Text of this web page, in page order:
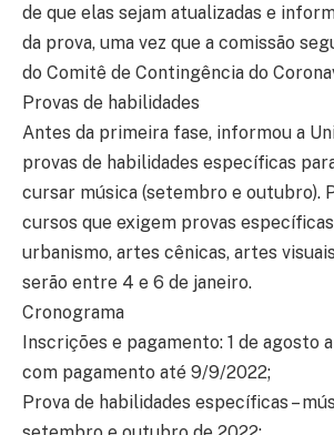
de que elas sejam atualizadas e
da prova, uma vez que a comissão
do Comitê de Contingência do
Provas de habilidades
Antes da primeira fase, informou a
provas de habilidades específicas
cursar música (setembro e outubro).
cursos que exigem provas
urbanismo, artes cênicas, artes
serão entre 4 e 6 de janeiro.
Cronograma
Inscrições e pagamento: 1 de agosto
com pagamento até 9/9/2022;
Prova de habilidades específicas –